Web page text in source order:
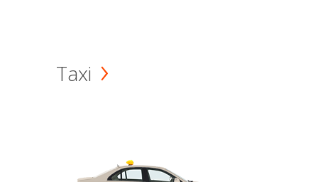
Taxi